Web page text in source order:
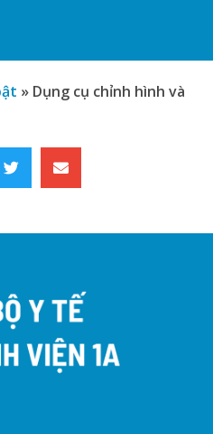
» Dụng cụ chỉnh hình và